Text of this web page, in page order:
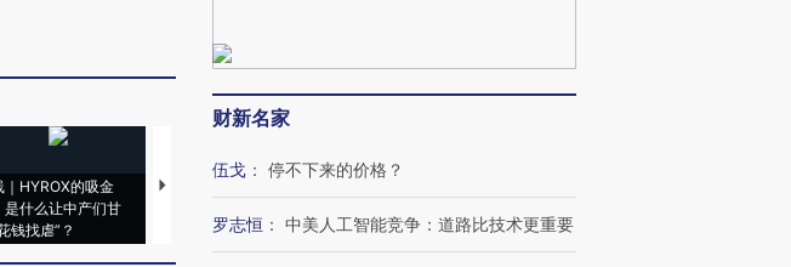
｜HYROX的吸金
是什么让中产们甘
钱找虐”？
马航飞行员跨国走私7万
育部长拱下台
飞地休达
财新名家
伍戈 ： 停不下来的价格？
罗志恒 ： 中美人工智能竞争：道路比技术更重要